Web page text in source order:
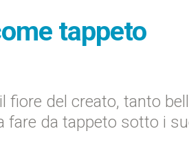
tappeto
il fiore del creato, tanto
fare da tappeto sotto i